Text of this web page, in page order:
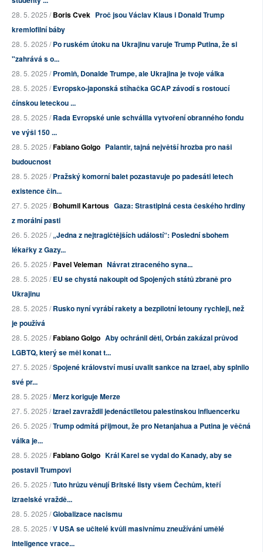
28. 5. 2025 /Boris Cvek Proč jsou Václav Klaus i Donald Trump
kremlofilní báby
28. 5. 2025 /Po ruském útoku na Ukrajinu varuje Trump Putina, že si
"zahrává s o...
28. 5. 2025 /Promiň, Donalde Trumpe, ale Ukrajina je tvoje válka
28. 5. 2025 /Evropsko-japonská stíhačka GCAP závodí s rostoucí
čínskou leteckou ...
28. 5. 2025 /Rada Evropské unie schválila vytvoření obranného fondu
ve výši 150 ...
28. 5. 2025 /Fabiano Golgo Palantir, tajná největší hrozba pro naši
budoucnost
28. 5. 2025 /Pražský komorní balet pozastavuje po padesáti letech
existence čin...
27. 5. 2025 /Bohumil Kartous Gaza: Strastiplná cesta českého hrdiny
z morální pasti
26. 5. 2025 /„Jedna z nejtragičtějších událostí“: Poslední sbohem
lékařky z Gazy...
26. 5. 2025 /Pavel Veleman Návrat ztraceného syna...
28. 5. 2025 /EU se chystá nakoupit od Spojených států zbraně pro
Ukrajinu
28. 5. 2025 /Rusko nyní vyrábí rakety a bezpilotní letouny rychleji, než
je používá
28. 5. 2025 /Fabiano Golgo Aby ochránil děti, Orbán zakázal průvod
LGBTQ, který se měl konat t...
27. 5. 2025 /Spojené království musí uvalit sankce na Izrael, aby splnilo
své pr...
28. 5. 2025 /Merz koriguje Merze
27. 5. 2025 /Izrael zavraždil jedenáctiletou palestinskou influencerku
26. 5. 2025 /Trump odmítá přijmout, že pro Netanjahua a Putina je věčná
válka je...
28. 5. 2025 /Fabiano Golgo Král Karel se vydal do Kanady, aby se
postavil Trumpovi
26. 5. 2025 /Tuto hrůzu věnují Britské listy všem Čechům, kteří
izraelské vraždě...
28. 5. 2025 /Globalizace nacismu
28. 5. 2025 /V USA se učitelé kvůli masivnímu zneužívání umělé
inteligence vrace...